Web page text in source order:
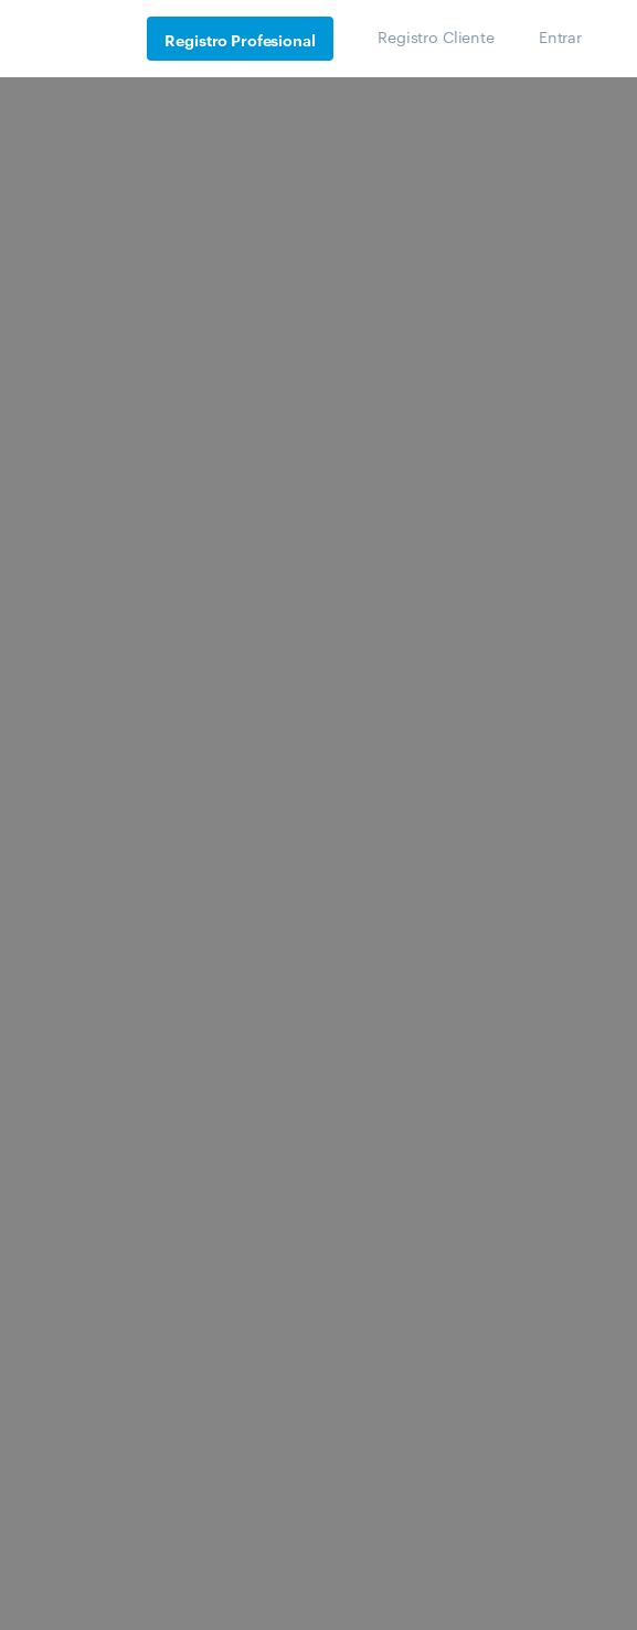
Registro Profesional Registro Cliente Entrar